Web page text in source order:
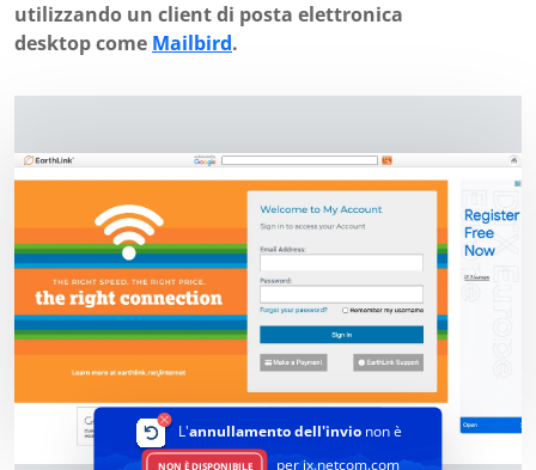
utilizzando un client di posta elettronica
desktop come Mailbird.
L'annullamento dell'invionon è
NON È DISPONIBILE per ix.netcom.com